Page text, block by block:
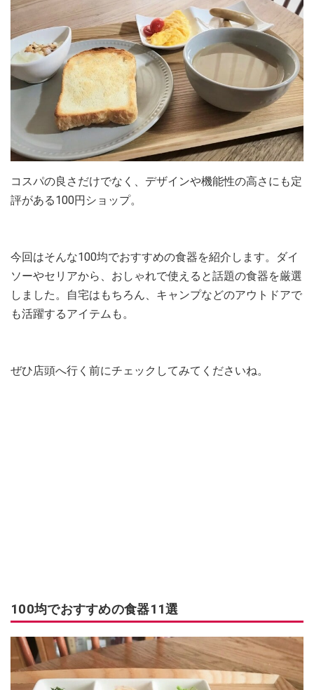
コスパの良さだけでなく、デザインや機能性の高さにも定
評がある100円ショップ。
今回はそんな100均でおすすめの食器を紹介します。ダイ
ソーやセリアから、おしゃれで使えると話題の食器を厳選
しました。自宅はもちろん、キャンプなどのアウトドアで
も活躍するアイテムも。
ぜひ店頭へ行く前にチェックしてみてくださいね。
100均でおすすめの食器11選